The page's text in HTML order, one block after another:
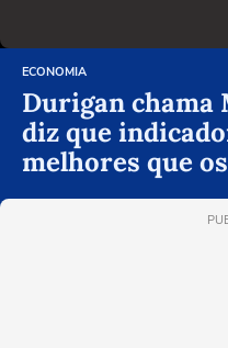
ECONOMIA
Durigan chama
diz que
melhores que